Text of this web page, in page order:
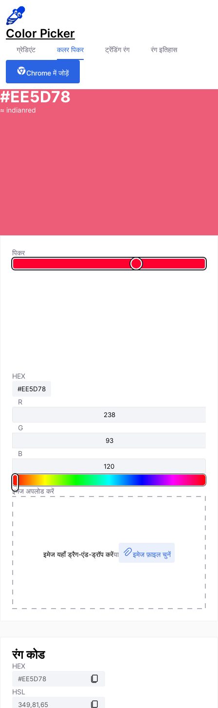
Color Picker
ग्रेडिएंट कलर पिकर ट्रेंडिंग रंग रंग इतिहास
Chrome में जोड़ें
#EE5D78
≈ indianred
पिकर
HEX
R
G
B
इमेज अपलोड करें
इमेज यहाँ ड्रैग-एंड-ड्रॉप करेंया इमेज फ़ाइल चुनें
रंग कोड
HEX
HSL